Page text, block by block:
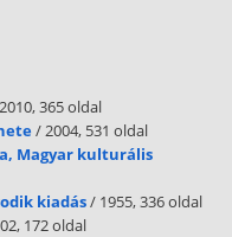
365 oldal
/ 2004, 531 oldal
Magyar kulturális
kiadás/ 1955, 336 oldal
172 oldal